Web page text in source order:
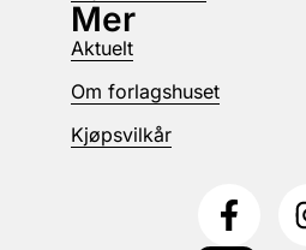
Mer
Aktuelt
Om forlagshuset
Kjøpsvilkår